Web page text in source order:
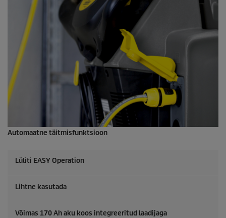
Automaatne täitmisfunktsioon
Lüliti EASY Operation
Lihtne kasutada
Võimas 170 Ah aku koos integreeritud laadijaga